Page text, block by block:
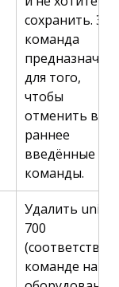
сохранить. Эта
команда
для того,
чтобы
отменить все
раннее
введённые
команды.
Удалить unit
700
команде на